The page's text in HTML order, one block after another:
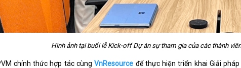
Hình ảnh tại buổi lễ Kick-off Dự án sự tham gia của các thành
chính thức hợp tác cùngVnResource để thực hiện triển khai Giải